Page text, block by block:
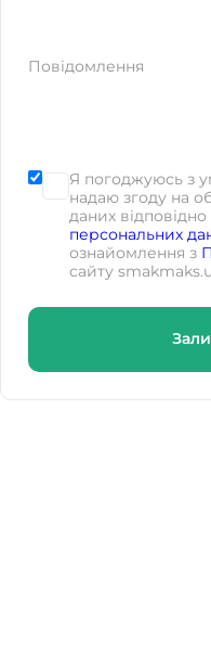
Повідомлення
Я погоджуюсь з
надаю згоду на
даних відповідно
персональних
ознайомлення з
сайту